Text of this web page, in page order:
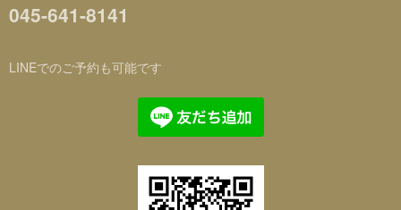
045-641-8141
LINEでのご予約も可能です